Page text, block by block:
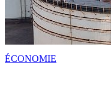
ÉCONOMIE